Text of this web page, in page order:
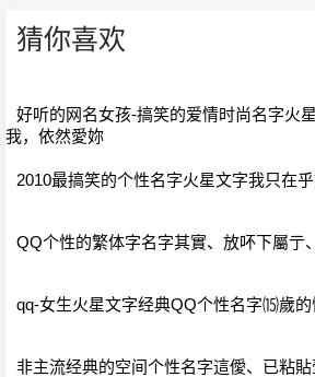
猜你喜欢
好听的网名女孩-搞笑的爱情时尚名字火
我，依然愛妳
2010最搞笑的个性名字火星文字我只在
QQ个性的繁体字名字其實、放吥下屬亍
qq-女生火星文字经典QQ个性名字⒂歲
非主流经典的空间个性名字這僾、已粘